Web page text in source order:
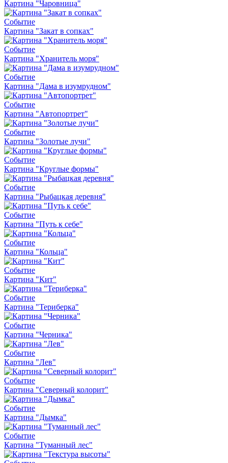
Картина "Чаровница"
Событие
Картина "Закат в сопках"
Событие
Картина "Хранитель моря"
Событие
Картина "Дама в изумрудном"
Событие
Картина "Автопортрет"
Событие
Картина "Золотые лучи"
Событие
Картина "Круглые формы"
Событие
Картина "Рыбацкая деревня"
Событие
Картина "Путь к себе"
Событие
Картина "Кольца"
Событие
Картина "Кит"
Событие
Картина "Териберка"
Событие
Картина "Черника"
Событие
Картина "Лев"
Событие
Картина "Северный колорит"
Событие
Картина "Дымка"
Событие
Картина "Туманный лес"